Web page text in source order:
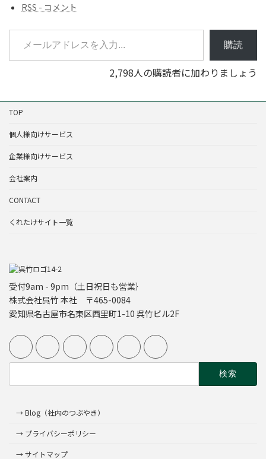
RSS - コメント
メールアドレスを入力...
購読
2,798人の購読者に加わりましょう
TOP
個人様向けサービス
企業様向けサービス
会社案内
CONTACT
くれたけサイト一覧
受付9am - 9pm（土日祝日も営業｝
株式会社呉竹 本社 〒465-0084
愛知県名古屋市名東区西里町1-10 呉竹ビル2F
検
→ Blog（社内のつぶやき）
→ プライバシーポリシー
→ サイトマップ